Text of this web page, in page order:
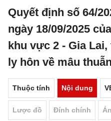
Quyết định số 64/
ngày 18/09/2025
khu vực 2 - Gia
ly hôn về mâu
Thuộc tính Nội dung
Lược đồ Đính chính